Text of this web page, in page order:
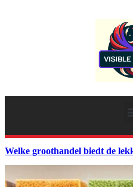
Welke groothandel biedt de